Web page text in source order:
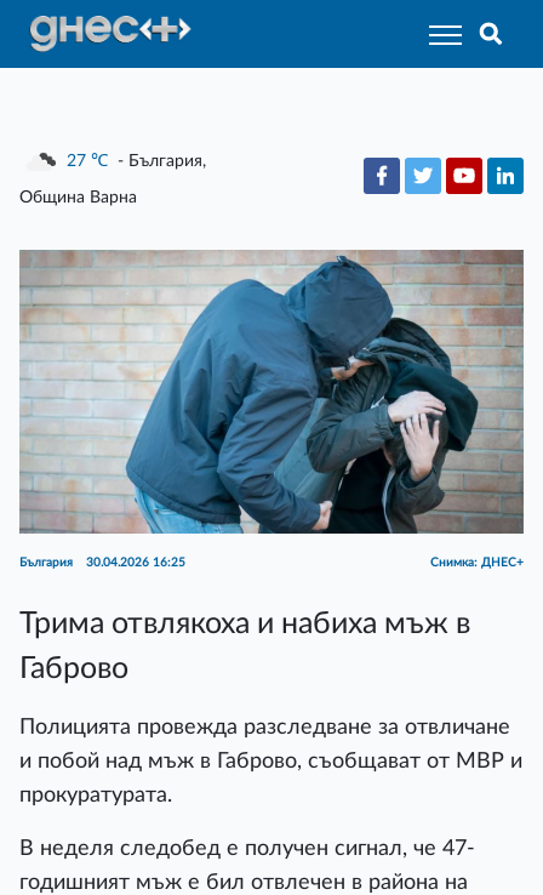
27 ℃ - България,
Община Варна
България 30.04.2026 16:25 Снимка: ДНЕС+
Трима отвлякоха и набиха мъж в
Габрово
Полицията провежда разследване за отвличане
и побой над мъж в Габрово, съобщават от МВР и
прокуратурата.
В неделя следобед е получен сигнал, че 47-
годишният мъж е бил отвлечен в района на